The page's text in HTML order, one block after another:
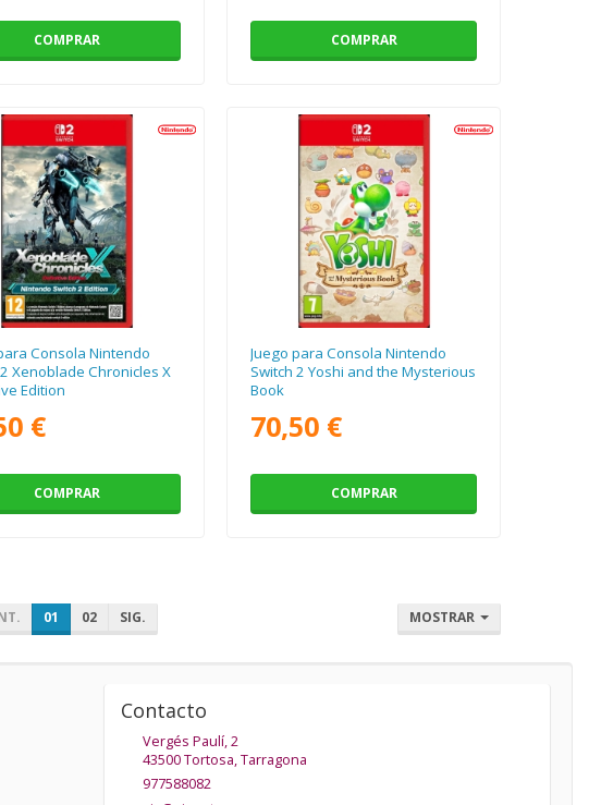
COMPRAR COMPRAR
Consola Nintendo
Xenoblade Chronicles X
Edition
€
COMPRAR
Juego para Consola Nintendo
Switch 2 Yoshi and the Mysterious
Book
70,50 €
COMPRAR
01 02 SIG. MOSTRAR
Contacto
Vergés Paulí, 2
43500Tortosa,Tarragona
977588082